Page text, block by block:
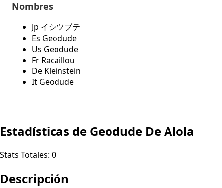
Nombres
Jp イシツブテ
Es Geodude
Us Geodude
Fr Racaillou
De Kleinstein
It Geodude
Estadísticas de Geodude De Alola
Stats Totales: 0
Descripción